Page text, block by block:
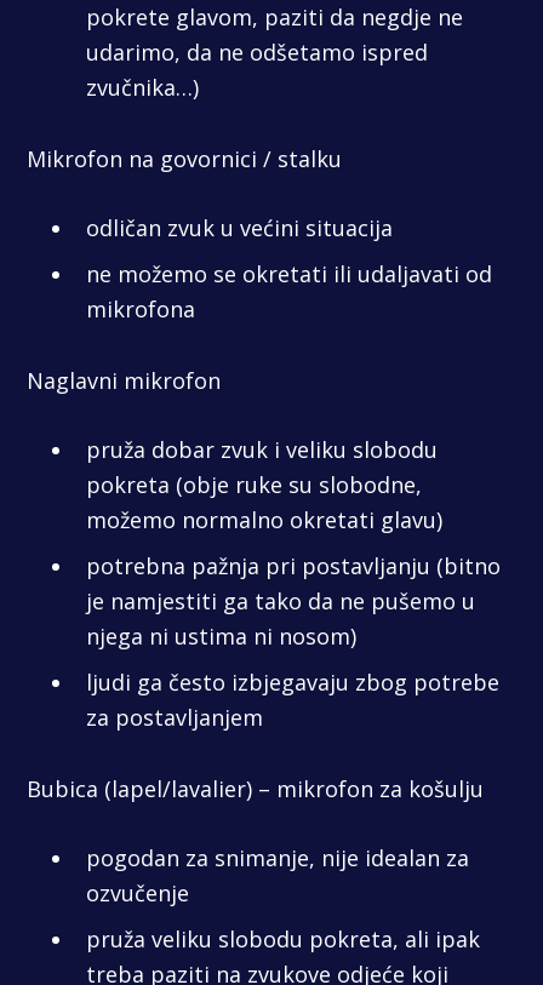
pokrete glavom, paziti da negdje ne
udarimo, da ne odšetamo ispred
zvučnika…)
Mikrofon na govornici / stalku
odličan zvuk u većini situacija
ne možemo se okretati ili udaljavati od
mikrofona
Naglavni mikrofon
pruža dobar zvuk i veliku slobodu
pokreta (obje ruke su slobodne,
možemo normalno okretati glavu)
potrebna pažnja pri postavljanju (bitno
je namjestiti ga tako da ne pušemo u
njega ni ustima ni nosom)
ljudi ga često izbjegavaju zbog potrebe
za postavljanjem
Bubica (lapel/lavalier) – mikrofon za košulju
pogodan za snimanje, nije idealan za
ozvučenje
pruža veliku slobodu pokreta, ali ipak
treba paziti na zvukove odjeće koji